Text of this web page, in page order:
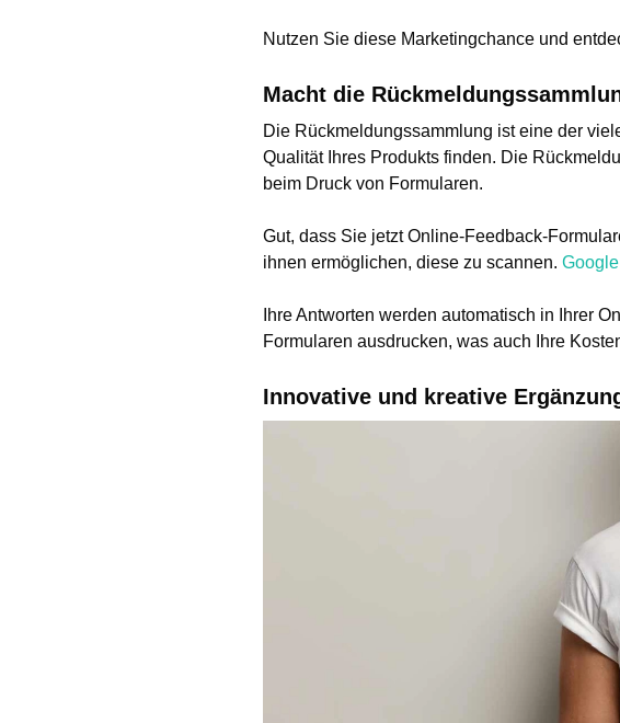
Nutzen Sie diese Marketingchance und
Macht die
Die Rückmeldungssammlung ist eine der
Qualität Ihres Produkts finden. Die
beim Druck von Formularen.
Gut, dass Sie jetzt Online-Feedback-
ihnen ermöglichen, diese zu scannen.
Ihre Antworten werden automatisch in Ihrer
Formularen ausdrucken, was auch Ihre
Innovative und kreative